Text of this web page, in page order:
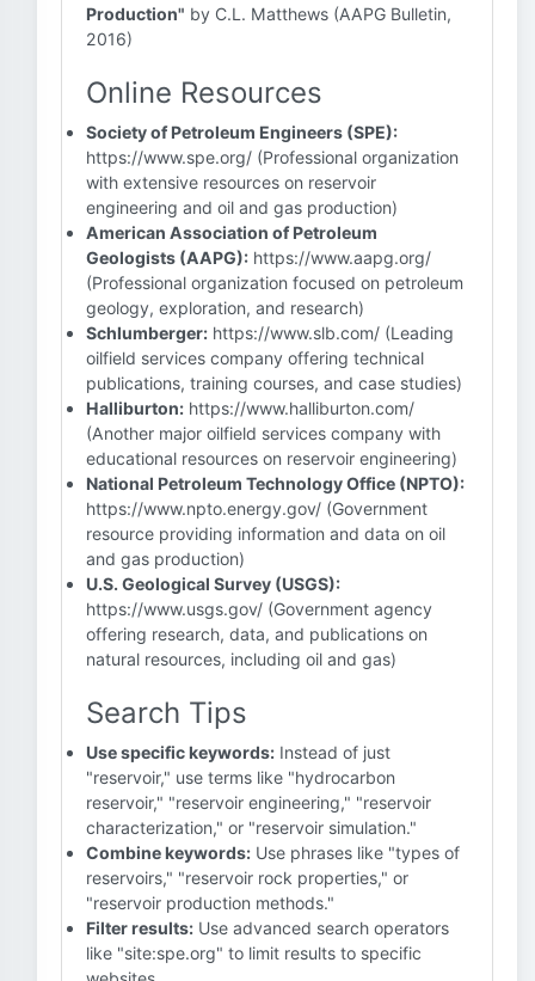
Production" by C.L. Matthews (AAPG Bulletin,
2016)
Online Resources
Society of Petroleum Engineers (SPE):
https://www.spe.org/ (Professional organization
with extensive resources on reservoir
engineering and oil and gas production)
American Association of Petroleum
Geologists (AAPG): https://www.aapg.org/
(Professional organization focused on petroleum
geology, exploration, and research)
Schlumberger: https://www.slb.com/ (Leading
oilfield services company offering technical
publications, training courses, and case studies)
Halliburton: https://www.halliburton.com/
(Another major oilfield services company with
educational resources on reservoir engineering)
National Petroleum Technology Office (NPTO):
https://www.npto.energy.gov/ (Government
resource providing information and data on oil
and gas production)
U.S. Geological Survey (USGS):
https://www.usgs.gov/ (Government agency
offering research, data, and publications on
natural resources, including oil and gas)
Search Tips
Use specific keywords: Instead of just
"reservoir," use terms like "hydrocarbon
reservoir," "reservoir engineering," "reservoir
characterization," or "reservoir simulation."
Combine keywords: Use phrases like "types of
reservoirs," "reservoir rock properties," or
"reservoir production methods."
Filter results: Use advanced search operators
like "site:spe.org" to limit results to specific